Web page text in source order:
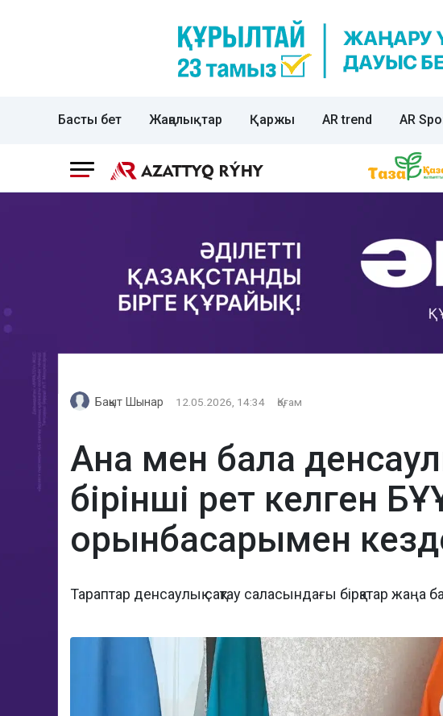
Басты бет Жаңалықтар Қаржы AR trend AR
Бақыт Шынар 12.05.2026, 14:34 Қоғам
Ана мен бала
бірінші рет келген
орынбасарымен
Тараптар денсаулық сақтау саласындағы бірқатар жаңа